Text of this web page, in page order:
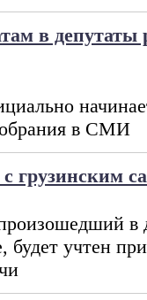
в депутаты
в СМИ
грузинским
в
учтен